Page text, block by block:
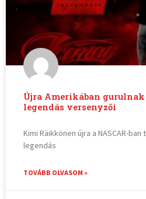
Újra Amerikában gurulnak
legendás versenyzői
Kimi Räikkönen újra a NASCAR-
legendás
TOVÁBB OLVASOM »